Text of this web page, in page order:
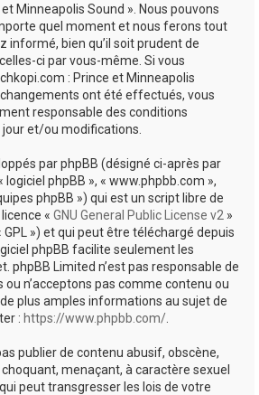
Minneapolis Sound ». Nous pouvons
quel moment et nous ferons tout
informé, bien qu’il soit prudent de
ci par vous-même. Si vous
: Prince et Minneapolis
ont été effectués, vous
responsable des conditions
et/ou modifications.
par phpBB (désigné ci-après par
logiciel phpBB », « www.phpbb.com »,
phpBB ») qui est un script libre de
« GNU General Public License v2 »
») et qui peut être téléchargé depuis
phpBB facilite seulement les
phpBB Limited n’est pas responsable de
ou n’acceptons pas comme contenu ou
plus amples informations au sujet de
: https://www.phpbb.com/
publier de contenu abusif, obscène,
menaçant, à caractère sexuel
peut transgresser les lois de votre